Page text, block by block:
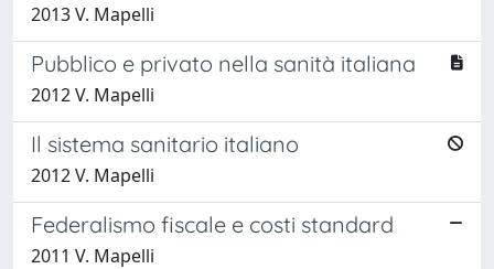
2013 V. Mapelli
Pubblico e privato nella sanità italiana
2012 V. Mapelli
Il sistema sanitario italiano
2012 V. Mapelli
Federalismo fiscale e costi standard
2011 V. Mapelli